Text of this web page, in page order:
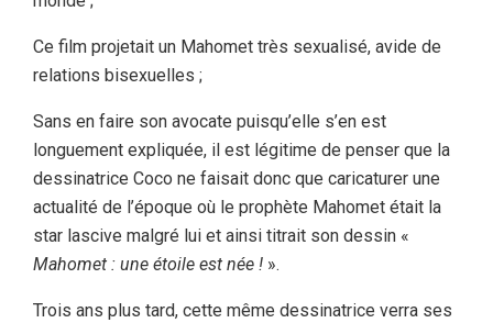
Ce film projetait un Mahomet très sexualisé, avide de
relations bisexuelles ;
Sans en faire son avocate puisqu’elle s’en est
longuement expliquée, il est légitime de penser que la
dessinatrice Coco ne faisait donc que caricaturer une
actualité de l’époque où le prophète Mahomet était la
star lascive malgré lui et ainsi titrait son dessin «
Mahomet : une étoile est née ! ».
Trois ans plus tard, cette même dessinatrice verra ses